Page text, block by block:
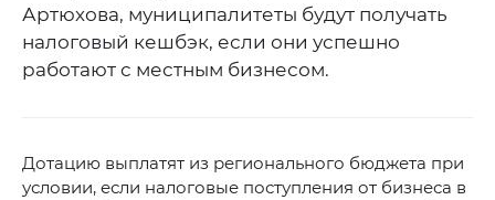
Артюхова, муниципалитеты будут получать
налоговый кешбэк, если они успешно
работают с местным бизнесом.
Дотацию выплатят из регионального бюджета при
условии, если налоговые поступления от бизнеса в